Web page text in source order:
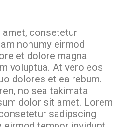
consetetur
nonumy eirmod
et dolore magna
voluptua. At vero eos
dolores et ea rebum.
no sea takimata
dolor sit amet. Lorem
sadipscing